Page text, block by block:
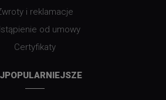
i reklamacje
od umowy
Certyfikaty